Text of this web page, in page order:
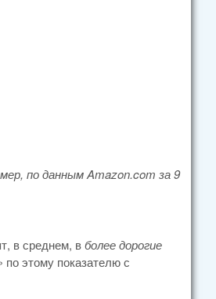
по даннымAmazon.com за 9
в среднем, вболее дорогие
этому показателю с